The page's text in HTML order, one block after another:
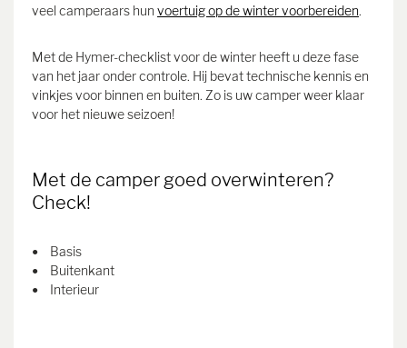
veel camperaars hun voertuig op de winter voorbereiden.
Met de Hymer-checklist voor de winter heeft u deze fase
van het jaar onder controle. Hij bevat technische kennis en
vinkjes voor binnen en buiten. Zo is uw camper weer klaar
voor het nieuwe seizoen!
Met de camper goed overwinteren?
Check!
Basis
Buitenkant
Interieur